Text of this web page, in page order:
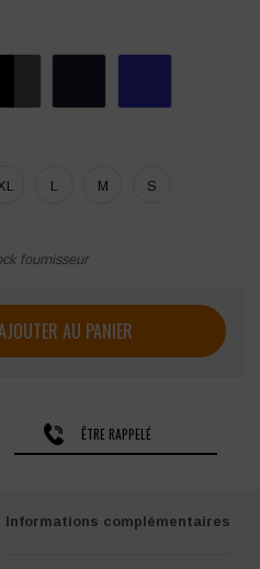
L M S
fournisseur
Prime AU PANIER
ÊTRE RAPPELÉ
Informations complémentaires